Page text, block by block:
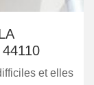
et elles